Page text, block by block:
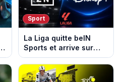
Sport
La Liga quitte beIN
Sports et arrive sur
DAZN et Disney+ en
France